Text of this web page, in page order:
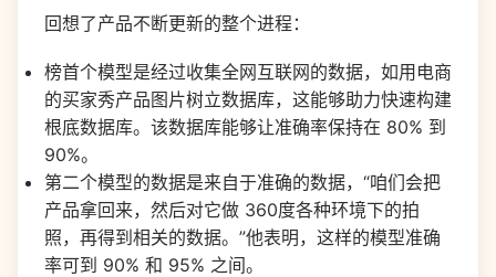
回想了产品不断更新的整个进程：
榜首个模型是经过收集全网互联网的数据，如用电商
的买家秀产品图片树立数据库，这能够助力快速构建
根底数据库。该数据库能够让准确率保持在 80% 到
90%。
第二个模型的数据是来自于准确的数据，“咱们会把
产品拿回来，然后对它做 360度各种环境下的拍
照，再得到相关的数据。”他表明，这样的模型准确
率可到 90% 和 95% 之间。